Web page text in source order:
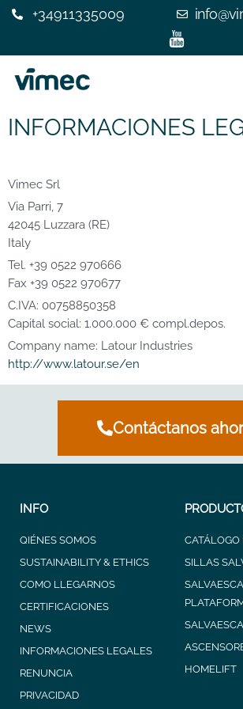
+34911335009
INFORMACIONES
Vimec Srl
Via Parri, 7
42045 Luzzara (RE)
Italy
Tel. +39 0522 970666
Fax +39 0522 970677
C.IVA: 00758850358
Capital social: 1.000.000 € compl.depos.
Company name: Latour Industries
http://www.latour.se/en
Contáctanos
INFO
QIÉNES SOMOS
SUSTAINABILITY & ETHICS
COMO LLEGARNOS
CERTIFICACIONES
NEWS
INFORMACIONES LEGALES
RENUNCIA
PRIVACIDAD
CATÁLOGO
SILLAS
HOMELIFT